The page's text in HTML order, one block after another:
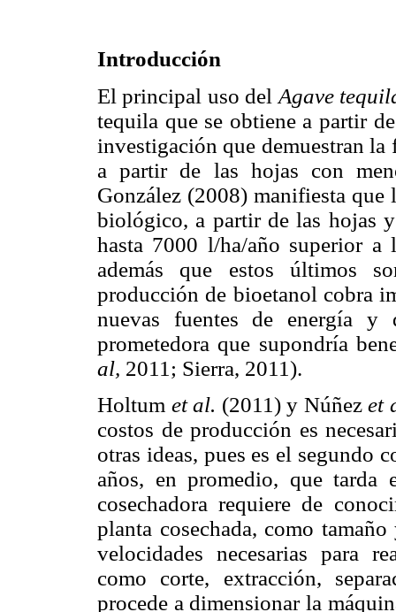
Introducción
El principal uso del Agave
tequila que se obtiene a partir
investigación que demuestran
a partir de las hojas con
González (2008) manifiesta
biológico, a partir de las hojas
hasta 7000 l/ha/año superior
además que estos últimos
producción de bioetanol cobra
nuevas fuentes de energía y
prometedora que supondría
al, 2011; Sierra, 2011).
Holtum et al. (2011) y Núñezet
costos de producción es
otras ideas, pues es el segundo
años, en promedio, que
cosechadora requiere de
planta cosechada, como
velocidades necesarias para
como corte, extracción,
procede a dimensionar la